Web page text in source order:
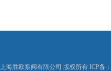
上海胜欧泵阀有限公司 版权所有 ICP备：